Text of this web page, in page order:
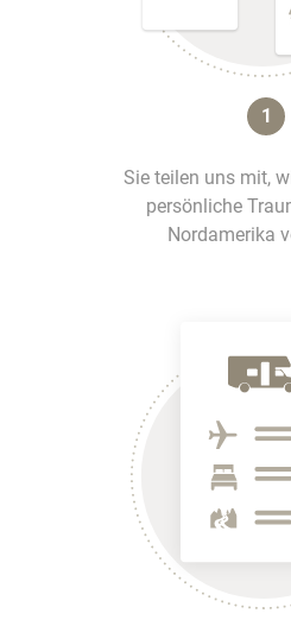
1
Sie teilen uns mit,
persönliche
Nordamerika